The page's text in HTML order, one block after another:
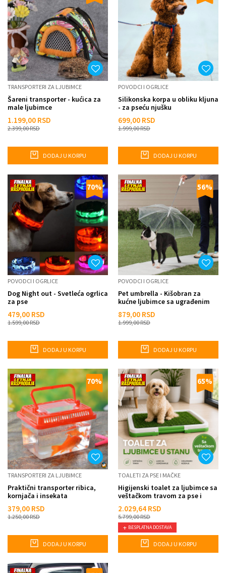
TRANSPORTERI ZA LJUBIMCE
Šareni transporter - kućica za
male ljubimce
1.199,00 RSD
2.399,00RSD
DODAJ U KORPU
POVODCI I OGRLICE
Silikonska korpa u obliku kljuna
- za pseću njušku
699,00 RSD
1.999,00RSD
DODAJ U KORPU
70%
POVODCI I OGRLICE
Dog Night out - Svetleća ogrlica
za pse
479,00 RSD
1.599,00RSD
DODAJ U KORPU
56%
POVODCI I OGRLICE
Pet umbrella - Kišobran za
kućne ljubimce sa ugrađenim
879,00 RSD
1.999,00RSD
DODAJ U KORPU
70%
TRANSPORTERI ZA LJUBIMCE
Praktični transporter ribica,
kornjača i insekata
379,00 RSD
1.250,00RSD
DODAJ U KORPU
65%
TOALETI ZA PSE I MAČKE
Higijenski toalet za ljubimce sa
veštačkom travom za pse i
2.029,64 RSD
5.799,00RSD
BESPLATNA DOSTAVA
DODAJ U KORPU